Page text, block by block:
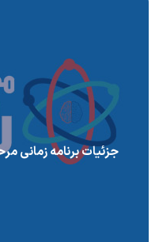
جزئیات برنامه زمانی